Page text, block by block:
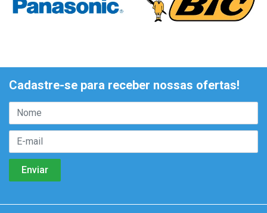
Cadastre-se para receber nossas ofertas!